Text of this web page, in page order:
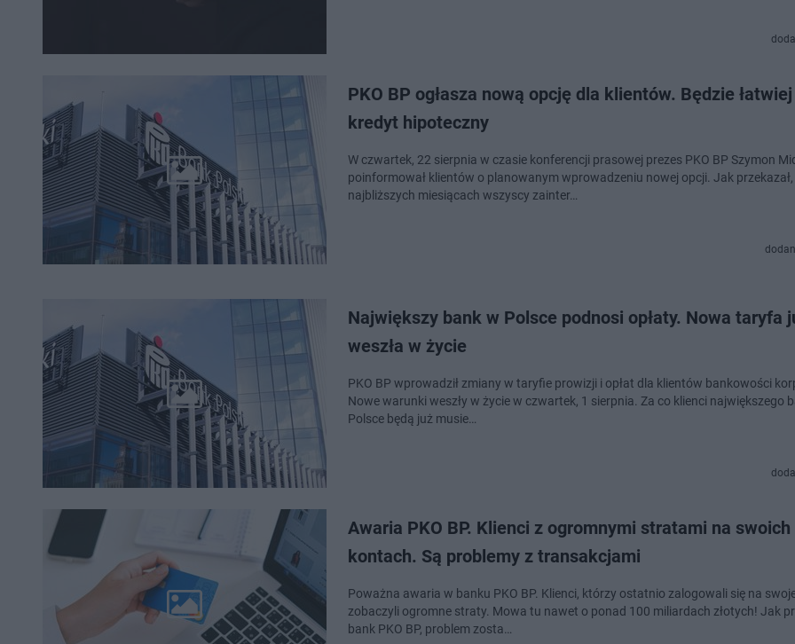
PKO BP ogłasza nową opcję dla klientów. Będzie
kredyt hipoteczny
W czwartek, 22 sierpnia w czasie konferencji prasowej prezes PKO BP Szymon
poinformował klientów o planowanym wprowadzeniu nowej opcji. Jak przekazał,
najbliższych miesiącach wszyscy zainter…
Największy bank w Polsce podnosi opłaty. Nowa taryfa
weszła w życie
PKO BP wprowadził zmiany w taryfie prowizji i opłat dla klientów bankowości
Nowe warunki weszły w życie w czwartek, 1 sierpnia. Za co klienci największego
Polsce będą już musie…
Awaria PKO BP. Klienci z ogromnymi stratami na swoich
kontach. Są problemy z transakcjami
Poważna awaria w banku PKO BP. Klienci, którzy ostatnio zalogowali się na
zobaczyli ogromne straty. Mowa tu nawet o ponad 100 miliardach złotych! Jak
bank PKO BP, problem zosta…